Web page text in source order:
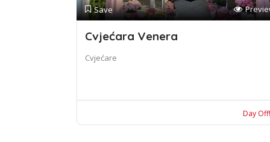
Save
Cvjećara Venera
Cvjećare
Day